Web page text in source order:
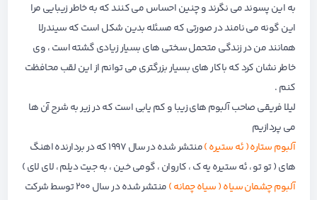
به این پسوند می نگرند و چنین احساس می کنند که به خاطر زیبایی مرا
این گونه می نامند در صورتی که مسئله بدین شکل است که سیندرلا
همانند من در زندگی متحمل سختی های بسیار زیادی گشته است ، وی
خاطر نشان کرد که باکار های بسیار بزرگتری می توانم از این لقب محافظت
کنم .
لیلا فریقی صاحب آلبوم های زیبا و کم یابی است که در زیر به شرح آن ها
می پردازیم
آلبوم ستاره ( ئه ستیره )
منتشر شده در سال ۱۹۹۷ که در بردارنده اهنگ
های ( تو تو ، ئه ستیره یه ک ، کاروان ، گومی خین ، به جیت دیلم ، لای لای )
آلبوم چشمان سیاه ( سیاه چمانه )
منتشر شده در سال ۲۰۰ توسط شرکت